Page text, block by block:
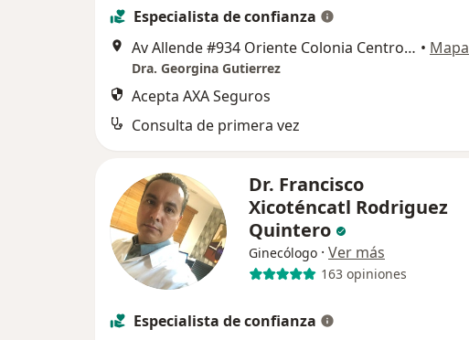
Especialista de confianza
Av Allende #934 Oriente Colonia Centro, Torreon • Mapa
Dra. Georgina Gutierrez
Acepta AXA Seguros
Consulta de primera vez
Dr. Francisco
Xicoténcatl Rodriguez
Quintero
Ginecólogo · Ver más
163 opiniones
Especialista de confianza